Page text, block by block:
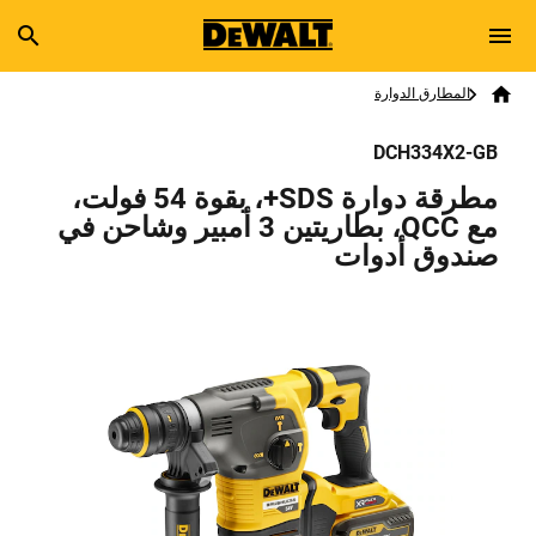
Skip to main content
Search
Breadcrumb
المطارق الدوارة
DCH334X2-GB
مطرقة دوارة SDS+، بقوة 54 فولت،
مع QCC، بطاريتين 3 أمبير وشاحن في
صندوق أدوات